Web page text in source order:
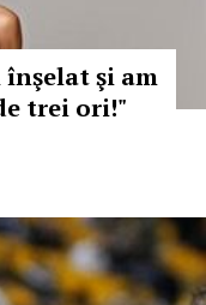
înşelat şi am
trei ori!"